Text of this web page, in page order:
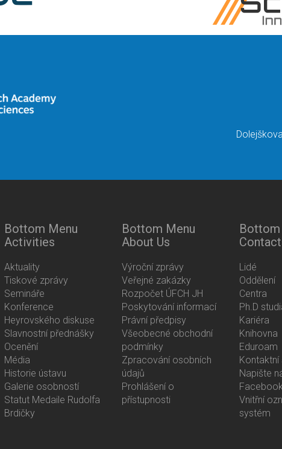
Bottom Menu
Activities
Aktuality
Tiskové zprávy
Semináře
Konference
Heyrovského diskuse
Slavnostní přednášky
Ocenění
Média
Historie ústavu
Galerie osobností
Statut Medaile Rudolfa
Brdičky
Bottom Menu
About Us
Výroční zprávy
Veřejné zakázky
Rozpočet ÚFCH JH
Poskytování informací
Právní předpisy
Všeobecné obchodní
podmínky
Zpracování osobních
údajů
Prohlášení o
přístupnosti
Bottom
Lidé
Oddělení
Centra
Ph.D
Kariéra
Knihovna
Eduroam
Kontaktní
Napište
Vnitřní
systém